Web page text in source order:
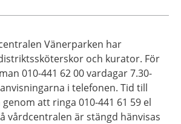
Vänerparken har
och kurator. För
010-441 62 00 vardagar 7.30-
i telefonen. Tid till
att ringa 010-441 61 59 el
vårdcentralen är stängd hänvisas